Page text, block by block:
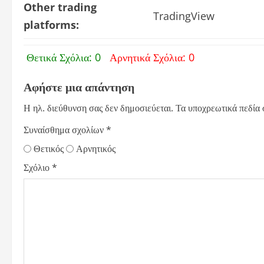
Other trading
platforms:
TradingView
Θετικά Σχόλια: 0 Αρνητικά Σχόλια: 0
Αφήστε μια απάντηση
Η ηλ. διεύθυνση σας δεν δημοσιεύεται. Τα υποχρεωτικά πεδία
Συναίσθημα σχολίων*
Θετικός
Αρνητικός
Σχόλιο*